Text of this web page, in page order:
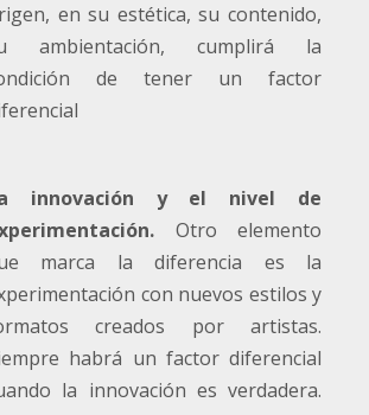
en su estética, su contenido,
ambientación, cumplirá la
de tener un factor
innovación y el nivel de
Otro elemento
marca la diferencia es la
con nuevos estilos y
creados por artistas.
habrá un factor diferencial
la innovación es verdadera.